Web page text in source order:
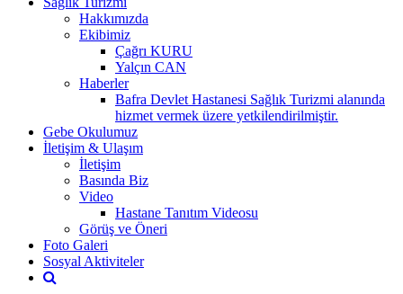
Hakkımızda
Ekibimiz
Çağrı KURU
Yalçın CAN
Haberler
Bafra Devlet Hastanesi Sağlık Turizmi alanında
hizmet vermek üzere yetkilendirilmiştir.
Gebe Okulumuz
İletişim & Ulaşım
İletişim
Basında Biz
Video
Hastane Tanıtım Videosu
Görüş ve Öneri
Foto Galeri
Sosyal Aktiviteler